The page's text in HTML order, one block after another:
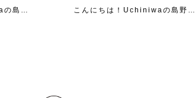
の島… こんにちは！Uchiniwaの島野…